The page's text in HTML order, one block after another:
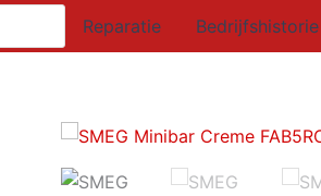
Reparatie Bedrijfshistorie